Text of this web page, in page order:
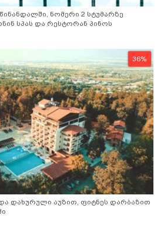
ნომერი 2 სტუმარზე
სპას და რესტორან პინოს
36%
დახურული აუზით, ფიტნეს დარბაზით